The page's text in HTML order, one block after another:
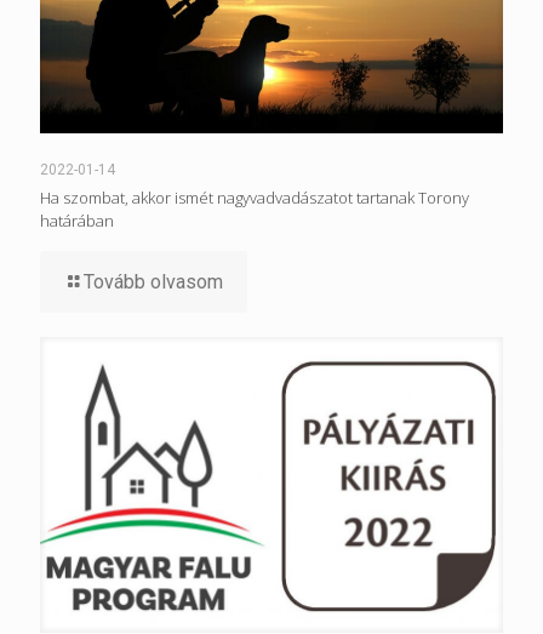
2022-01-14
Ha szombat, akkor ismét nagyvadvadászatot tartanak Torony
határában
Tovább olvasom